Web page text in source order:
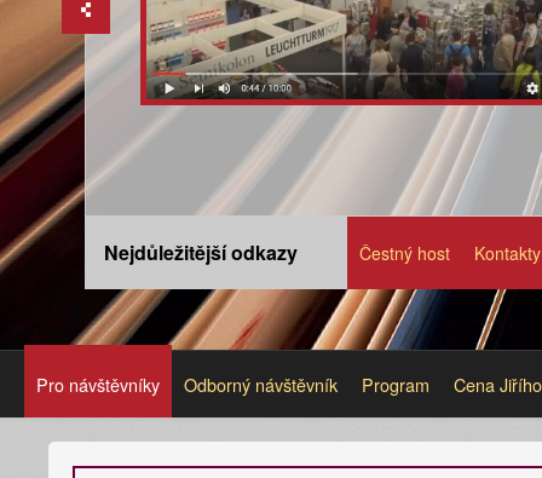
Nejdůležitější odkazy Čestný host Kontakty
Pro návštěvníky Odborný návštěvník Program Cena